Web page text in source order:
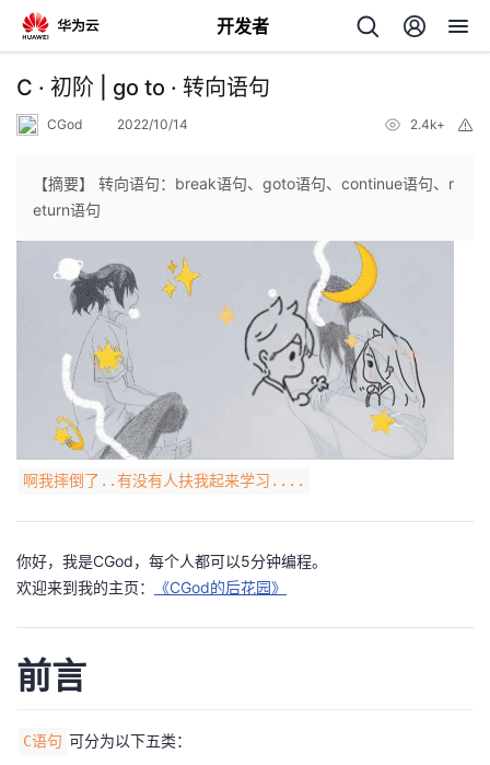
开发者
返
发
者
我
的
博
客
我
的
论
我
的
我
C · 初阶 | go to · 转向语句
CGod 2022/10/14 2.4k+
【摘要】 转向语句：break语句、goto语句、continue语句、r
eturn语句
啊我摔倒了..有没有人扶我起来学习....
你好，我是CGod，每个人都可以5分钟编程。
欢迎来到我的主页：
《CGod的后花园》
前言
C语句 可分为以下五类：